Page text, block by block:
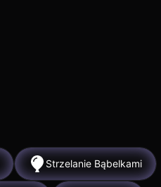
Strzelanie Bąbelkami